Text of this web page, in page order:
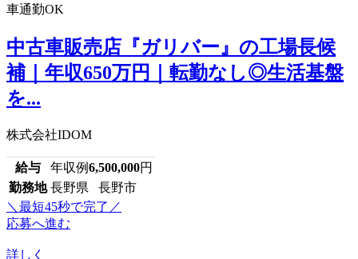
車通勤OK
中古車販売店『ガリバー』の工場長候
補｜年収650万円｜転勤なし◎生活基盤
を...
株式会社IDOM
給与 年収例6,500,000円
勤務地 長野県 長野市
＼最短45秒で完了／
応募へ進む
詳しく